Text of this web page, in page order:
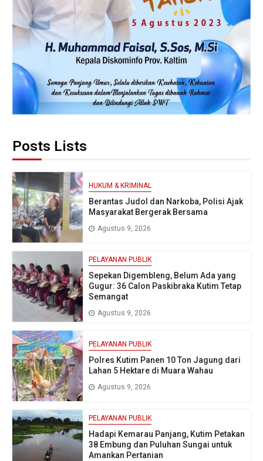
Posts Lists
HUKUM & KRIMINAL
Berantas Judol dan Narkoba, Polisi Ajak
Masyarakat Bergerak Bersama
Agustus 9, 2026
PELAYANAN PUBLIK
Sepekan Digembleng, Belum Ada yang
Gugur: 36 Calon Paskibraka Kutim Tetap
Semangat
Agustus 9, 2026
PELAYANAN PUBLIK
Polres Kutim Panen 10 Ton Jagung dari
Lahan 5 Hektare di Muara Wahau
Agustus 9, 2026
PELAYANAN PUBLIK
Hadapi Kemarau Panjang, Kutim Petakan
38 Embung dan Puluhan Sungai untuk
Amankan Pertanian